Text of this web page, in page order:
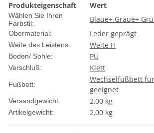
Produkteigenschaft
Wert
Wählen Sie Ihren
Farbstil:
Blaue+ Graue+
Obermaterial: Leder geprägt
Weite des Leistens: Weite H
Boden/ Sohle: PU
Verschluß: Klett
Fußbett:
Wechselfußbett
geeignet
Versandgewicht: 2,00 kg
Artikelgewicht: 2,00 kg